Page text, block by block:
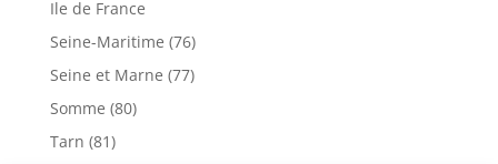
Ile de France
Seine-Maritime (76)
Seine et Marne (77)
Somme (80)
Tarn (81)